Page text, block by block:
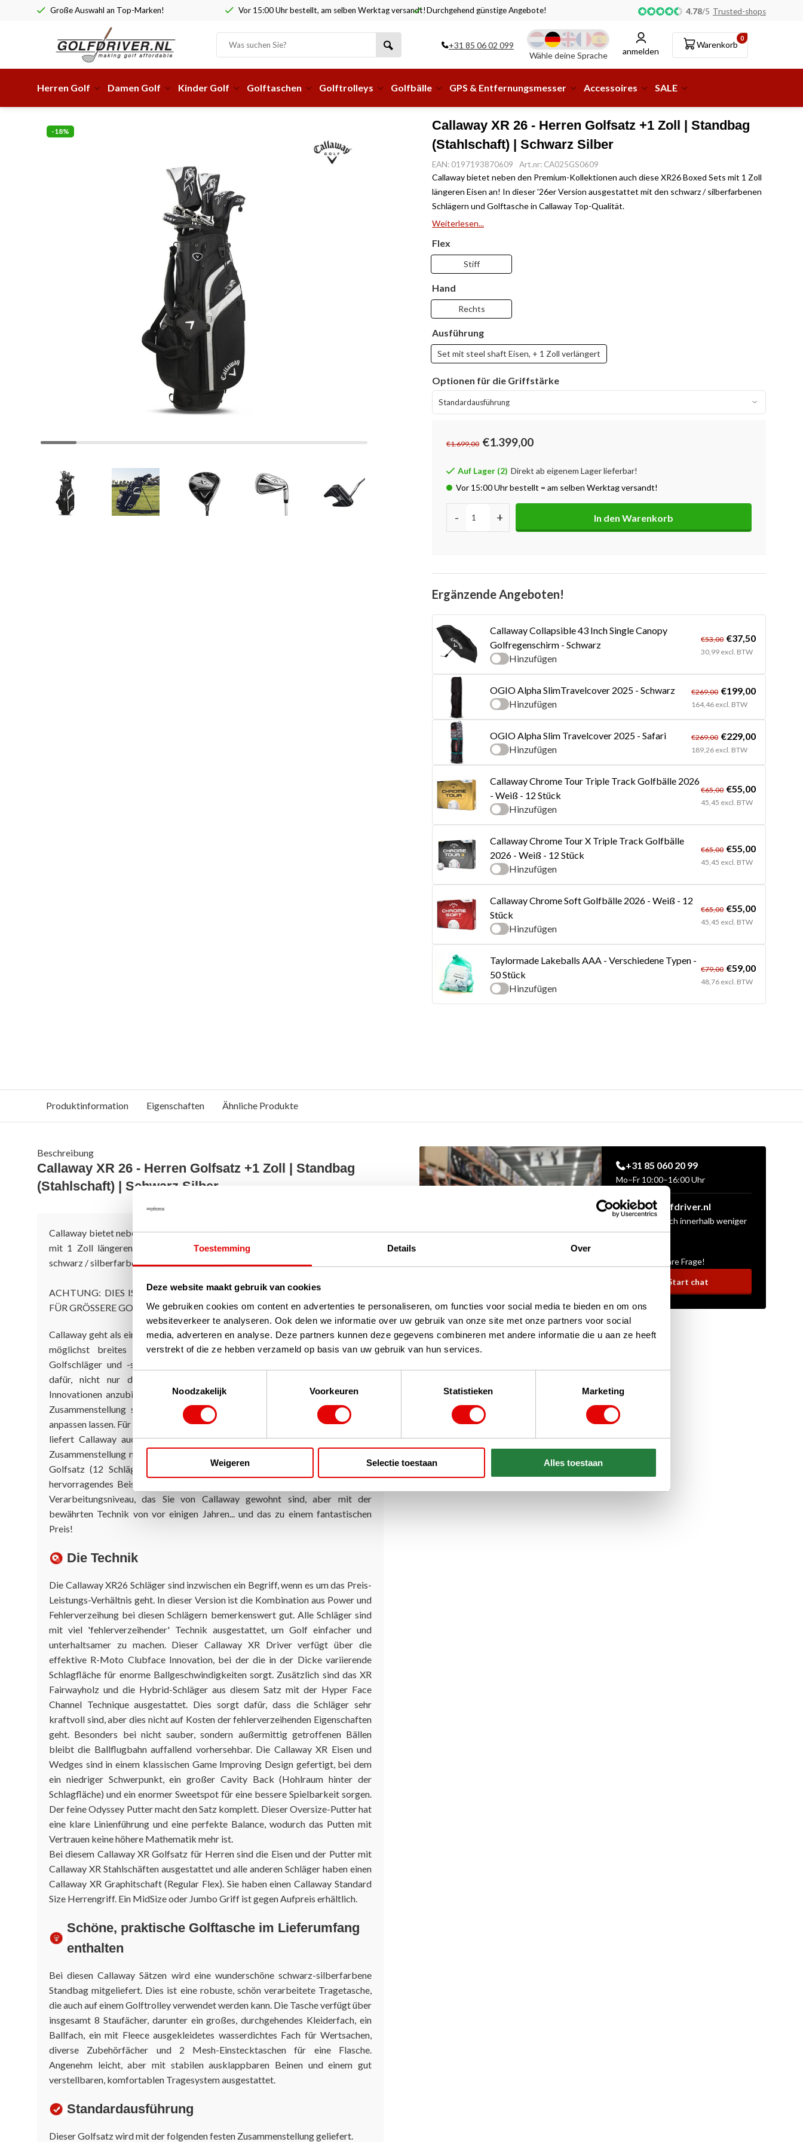
Toestemming Details Over
Deze website maakt gebruik van cookies
We gebruiken cookies om content en advertenties te personaliseren, om functies voor social media te bieden en om ons
websiteverkeer te analyseren. Ook delen we informatie over uw gebruik van onze site met onze partners voor social
media, adverteren en analyse. Deze partners kunnen deze gegevens combineren met andere informatie die u aan ze heeft
verstrekt of die ze hebben verzameld op basis van uw gebruik van hun services.
Toestemmingsselectie
Noodzakelijk
Voorkeuren Statistieken Marketing
Weigeren Selectie toestaan Alles toestaan
Vor 15:00 Uhr bestellt, am selben Werktag versandt! Durchgehend günstige Angebote! Abholung oder Lieferung an eine Paketstation möglich! 4.78/5 Trusted-shops
+31 85 06 02 099
Wähle deine Sprache
anmelden
0
Warenkorb
Herren Golf Damen Golf Kinder Golf Golftaschen Golftrolleys Golfbälle GPS & Entfernungsmesser Accessoires SALE
-18%
Callaway XR 26 - Herren Golfsatz +1 Zoll | Standbag
(Stahlschaft) | Schwarz Silber
EAN: 0197193870609 Art.nr: CA025GS0609
Callaway bietet neben den Premium-Kollektionen auch diese XR26 Boxed Sets mit 1 Zoll
längeren Eisen an! In dieser '26er Version ausgestattet mit den schwarz / silberfarbenen
Schlägern und Golftasche in Callaway Top-Qualität.
Weiterlesen...
Flex
Stiff
Hand
Rechts
Ausführung
Set mit steel shaft Eisen, + 1 Zoll verlängert
Optionen für die Griffstärke
€1.699,00 €1.399,00
Auf Lager (2) Direkt ab eigenem Lager lieferbar!
Vor 15:00 Uhr bestellt = am selben Werktag versandt!
- + In den Warenkorb
Ergänzende Angeboten!
Callaway Collapsible 43 Inch Single Canopy
Golfregenschirm - Schwarz
Hinzufügen
€53,00 €37,50
30,99 excl. BTW
OGIO Alpha SlimTravelcover 2025 - Schwarz
Hinzufügen
€269,00 €199,00
164,46 excl. BTW
OGIO Alpha Slim Travelcover 2025 - Safari
Hinzufügen
€269,00 €229,00
189,26 excl. BTW
Callaway Chrome Tour Triple Track Golfbälle 2026
- Weiß - 12 Stück
Hinzufügen
€65,00 €55,00
45,45 excl. BTW
Callaway Chrome Tour X Triple Track Golfbälle
2026 - Weiß - 12 Stück
Hinzufügen
€65,00 €55,00
45,45 excl. BTW
Callaway Chrome Soft Golfbälle 2026 - Weiß - 12
Stück
Hinzufügen
€65,00 €55,00
45,45 excl. BTW
Taylormade Lakeballs AAA - Verschiedene Typen -
50 Stück
Hinzufügen
€79,00 €59,00
48,76 excl. BTW
Produktinformation Eigenschaften Ähnliche Produkte
Beschreibung
Callaway XR 26 - Herren Golfsatz +1 Zoll | Standbag
(Stahlschaft) | Schwarz Silber
Callaway bietet neben den Premium-Kollektionen auch diese XR26 Boxed Sets
mit 1 Zoll längeren Eisen an! In dieser '26er Version ausgestattet mit den
schwarz / silberfarbenen Schlägern und Golftasche in Callaway Top-Qualität.
ACHTUNG: DIES IST DIE VERSION MIT 1 ZOLL VERLÄNGERTEN EISEN
FÜR GRÖSSERE GOLFER!
Callaway geht als einer der Marktführer in der Golfbranche clever vor. Um ein
möglichst breites Golfpublikum bedienen zu können, liefert Callaway
Golfschläger und -sätze auf verschiedenen Niveaus. Man entscheidet sich
dafür, nicht nur die Premium-Topklasse-Schläger mit den allerneuesten
Innovationen anzubieten. In dieser höchsten Preisklasse können Sie Ihre Set-
Zusammenstellung selbst wählen und sie auf Wunsch an Ihre Bedürfnisse
anpassen lassen. Für Golfer, die den Preis etwas freundlicher gestalten möchten,
liefert Callaway auch 'Box-Sets', bestehend aus Golfsätzen in einer festen
Zusammenstellung mit der Technik früherer Modelljahre. Dieser Callaway XR
Golfsatz (12 Schläger, 5 Headcovers und eine schöne Golftasche) ist ein
hervorragendes Beispiel dafür: die hochwertigen Materialien mit dem hohen
Verarbeitungsniveau, das Sie von Callaway gewohnt sind, aber mit der
bewährten Technik von vor einigen Jahren... und das zu einem fantastischen
Preis!
Die Technik
Die Callaway XR26 Schläger sind inzwischen ein Begriff, wenn es um das Preis-
Leistungs-Verhältnis geht. In dieser Version ist die Kombination aus Power und
Fehlerverzeihung bei diesen Schlägern bemerkenswert gut. Alle Schläger sind
mit viel 'fehlerverzeihender' Technik ausgestattet, um Golf einfacher und
unterhaltsamer zu machen. Dieser Callaway XR Driver verfügt über die
effektive R-Moto Clubface Innovation, bei der die in der Dicke variierende
Schlagfläche für enorme Ballgeschwindigkeiten sorgt. Zusätzlich sind das XR
Fairwayholz und die Hybrid-Schläger aus diesem Satz mit der Hyper Face
Channel Techniqueausgestattet. Dies sorgt dafür, dass die Schläger sehr
kraftvoll sind, aber dies nicht auf Kosten der fehlerverzeihenden Eigenschaften
geht. Besonders bei nicht sauber, sondern außermittig getroffenen Bällen
bleibt die Ballflugbahn auffallend vorhersehbar. Die Callaway XR Eisen und
Wedges sind in einem klassischen Game Improving Design gefertigt, bei dem
ein niedriger Schwerpunkt, ein großer Cavity Back (Hohlraum hinter der
Schlagfläche) und ein enormer Sweetspot für eine bessere Spielbarkeit sorgen.
Der feine Odyssey Putter macht den Satz komplett. Dieser Oversize-Putter hat
eine klare Linienführung und eine perfekte Balance, wodurch das Putten mit
Vertrauen keine höhere Mathematik mehr ist.
Bei diesem Callaway XR Golfsatz für Herren sind die Eisen und der Putter mit
Callaway XR Stahlschäften ausgestattet und alle anderen Schläger haben einen
Callaway XR Graphitschaft (Regular Flex). Sie haben einen Callaway Standard
Size Herrengriff. Ein MidSize oder Jumbo Griff ist gegen Aufpreis erhältlich.
Schöne, praktische Golftasche im Lieferumfang
enthalten
Bei diesen Callaway Sätzen wird eine wunderschöne schwarz-silberfarbene
Standbag mitgeliefert. Dies ist eine robuste, schön verarbeitete Tragetasche,
die auch auf einem Golftrolley verwendet werden kann. Die Tasche verfügt über
insgesamt 8 Staufächer, darunter ein großes, durchgehendes Kleiderfach, ein
Ballfach, ein mit Fleece ausgekleidetes wasserdichtes Fach für Wertsachen,
diverse Zubehörfächer und 2 Mesh-Einstecktaschen für eine Flasche.
Angenehm leicht, aber mit stabilen ausklappbaren Beinen und einem gut
verstellbaren, komfortablen Tragesystem ausgestattet.
Standardausführung
Dieser Golfsatz wird mit der folgenden festen Zusammenstellung geliefert.
+31 85 060 20 99
Mo–Fr 10:00–16:00 Uhr
sales@golfdriver.nl
Durchschnittlich innerhalb weniger
Stunden
Stellen Sie Ihre Frage!
Start chat